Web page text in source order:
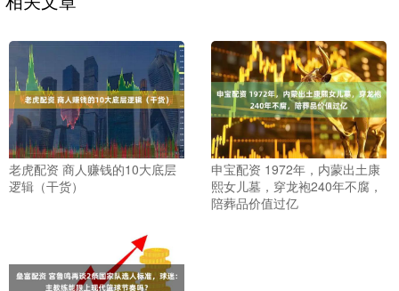
老虎配资 商人赚钱的10大底层
逻辑（干货）
申宝配资 1972年，内蒙出土康
熙女儿墓，穿龙袍240年不腐，
陪葬品价值过亿